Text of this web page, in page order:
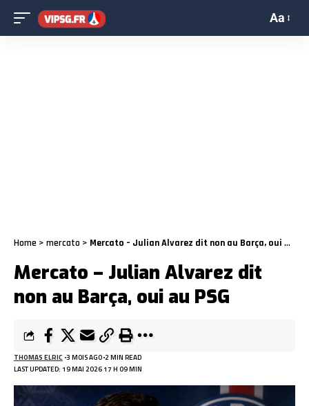
Aa
Home > mercato > Mercato – Julian Alvarez dit non au Barça, oui au PSG
Mercato – Julian Alvarez dit
non au Barça, oui au PSG
LAST UPDATED: 19 MAI 2026 17 H 09 MIN
THOMAS ELRIC 3 MOIS AGO 2 MIN READ